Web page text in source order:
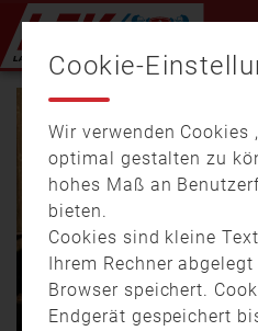
Cookie-
Wir verwenden Cookies
optimal gestalten zu
hohes Maß an
bieten.
Cookies sind kleine
Ihrem Rechner
Browser speichert.
Endgerät gespeichert